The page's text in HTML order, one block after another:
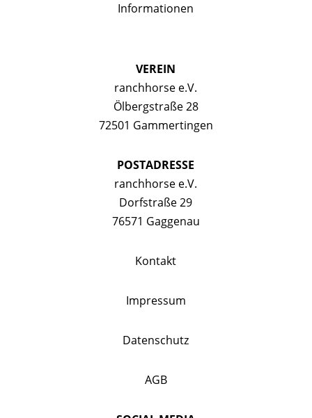
Informationen
VEREIN
ranchhorse e.V.
Ölbergstraße 28
72501 Gammertingen
POSTADRESSE
ranchhorse e.V.
Dorfstraße 29
76571 Gaggenau
Kontakt
Impressum
Datenschutz
AGB